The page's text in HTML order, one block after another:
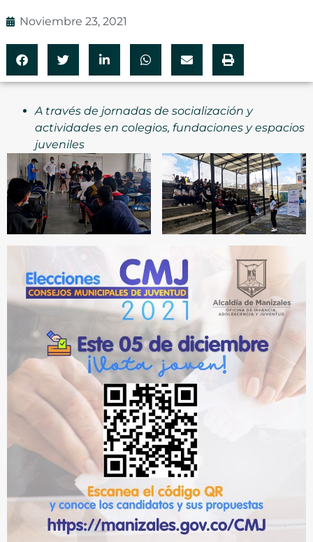
Noviembre 23, 2021
A través de jornadas de socialización y
actividades en colegios, fundaciones y espacios
juveniles